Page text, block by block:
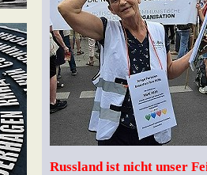
Russland ist nicht unser